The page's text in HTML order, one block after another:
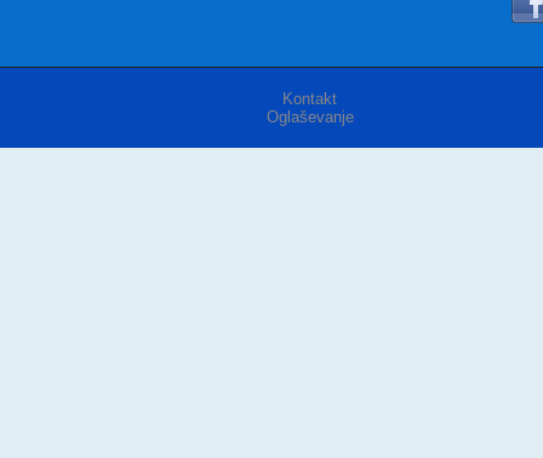
Kontakt
Oglaševanje